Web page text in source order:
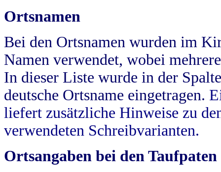
Ortsnamen
Bei den Ortsnamen wurden im
Namen verwendet, wobei
In dieser Liste wurde in der
deutsche Ortsname eingetragen.
liefert zusätzliche Hinweise zu
verwendeten Schreibvarianten.
Ortsangaben bei den Taufpaten